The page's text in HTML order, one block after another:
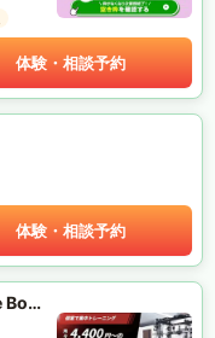
体験・相談予約
体験・相談予約
プライベートボックスフィット (Private Box Fit)